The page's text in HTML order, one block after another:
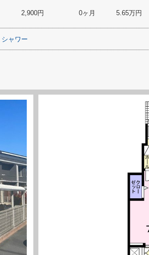
2,900円 0ヶ月 5.65万円
シャワー